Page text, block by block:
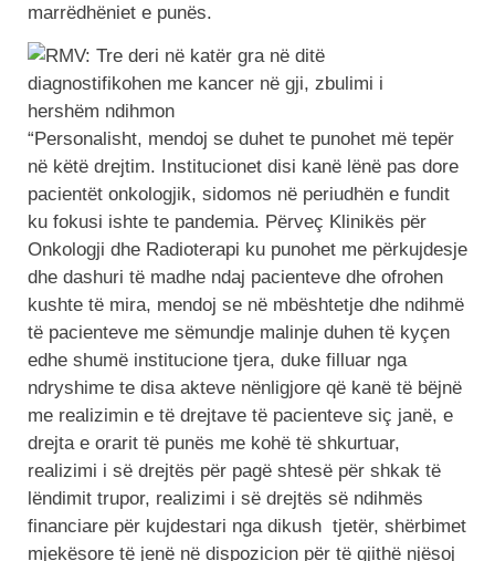
marrëdhëniet e punës.
“Personalisht, mendoj se duhet te punohet më tepër
në këtë drejtim. Institucionet disi kanë lënë pas dore
pacientët onkologjik, sidomos në periudhën e fundit
ku fokusi ishte te pandemia. Përveç Klinikës për
Onkologji dhe Radioterapi ku punohet me përkujdesje
dhe dashuri të madhe ndaj pacienteve dhe ofrohen
kushte të mira, mendoj se në mbështetje dhe ndihmë
të pacienteve me sëmundje malinje duhen të kyçen
edhe shumë institucione tjera, duke filluar nga
ndryshime te disa akteve nënligjore që kanë të bëjnë
me realizimin e të drejtave të pacienteve siç janë, e
drejta e orarit të punës me kohë të shkurtuar,
realizimi i së drejtës për pagë shtesë për shkak të
lëndimit trupor, realizimi i së drejtës së ndihmës
financiare për kujdestari nga dikush tjetër, shërbimet
mjekësore të jenë në dispozicion për të gjithë njësoj